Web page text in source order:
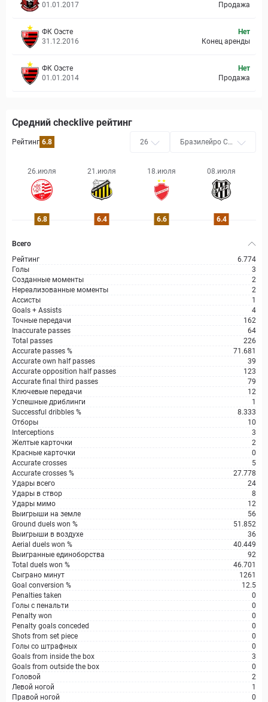
01.01.2017
Продажа
ФК Оэсте
31.12.2016
Нет
Конец аренды
ФК Оэсте
01.01.2014
Нет
Продажа
Средний checklive рейтинг
Рейтинг 6.8 26
Бразилейро Се
26.июля 21.июля 18.июля 08.июля
6.8 6.4 6.6 6.4
Всего
Рейтинг
6.774
Голы
3
Созданные моменты
2
Нереализованные моменты
2
Ассисты
1
Goals + Assists
4
Точные передачи
162
Inaccurate passes
64
Total passes
226
Accurate passes %
71.681
Accurate own half passes
39
Accurate opposition half passes
123
Accurate final third passes
79
Ключевые передачи
12
Успешные дриблинги
1
Successful dribbles %
8.333
Отборы
10
Interceptions
3
Желтые карточки
2
Красные карточки
0
Accurate crosses
5
Accurate crosses %
27.778
Удары всего
24
Удары в створ
8
Удары мимо
12
Выигрыши на земле
56
Ground duels won %
51.852
Выигрыши в воздухе
36
Aerial duels won %
40.449
Выигранные единоборства
92
Total duels won %
46.701
Сыграно минут
1261
Goal conversion %
12.5
Penalties taken
0
Голы с пенальти
0
Penalty won
0
Penalty goals conceded
0
Shots from set piece
0
Голы со штрафных
0
Goals from inside the box
3
Goals from outside the box
0
Головой
2
Левой ногой
1
Правой ногой
0